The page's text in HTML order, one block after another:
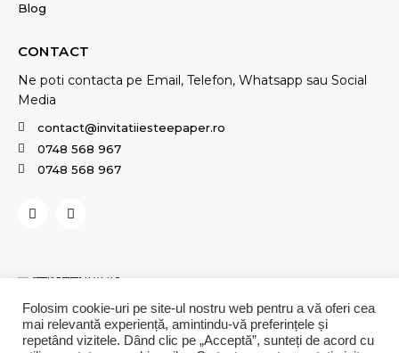
Blog
CONTACT
Ne poti contacta pe Email, Telefon, Whatsapp sau Social
Media
contact@invitatiiesteepaper.ro
0748 568 967
0748 568 967
Folosim cookie-uri pe site-ul nostru web pentru a vă oferi cea
mai relevantă experiență, amintindu-vă preferințele și
repetând vizitele. Dând clic pe „Acceptă”, sunteți de acord cu